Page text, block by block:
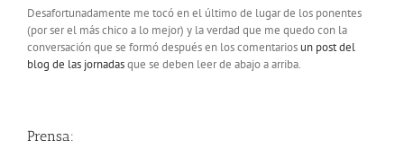
Desafortunadamente me tocó en el último de lugar de los ponentes
(por ser el más chico a lo mejor) y la verdad que me quedo con la
conversación que se formó después en los comentarios un post del
blog de las jornadasque se deben leer de abajo a arriba.
Prensa: